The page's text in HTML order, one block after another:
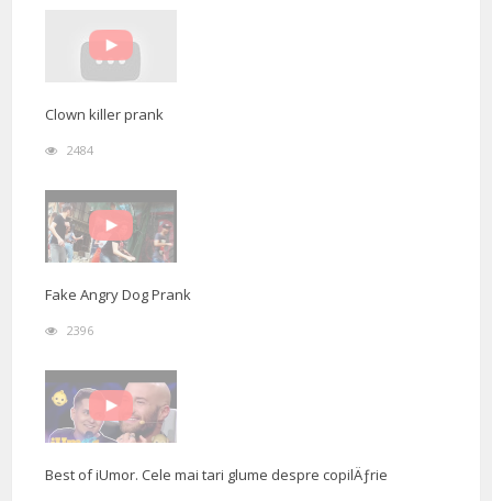
Clown killer prank
2484
Fake Angry Dog Prank
2396
Best of iUmor. Cele mai tari glume despre copilÄƒrie